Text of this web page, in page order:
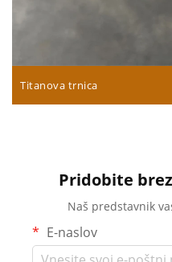
Titanova trnica
Pridobite
Naš predstavnik
E-naslov